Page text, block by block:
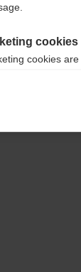
cookies
cookies